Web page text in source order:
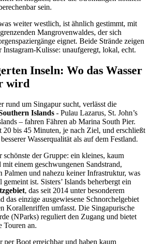
sein.
weiter westlich, ist ähnlich gestimmt, mit
Mangrovenwaldes, der sich
eignet. Beide Strände zeigen
Instagram-Kulisse: unaufgeregt, lokal, echt.
Inseln: Wo das Wasser
wird
rund um Singapur sucht, verlässt die
Islands - Pulau Lazarus, St. John’s
– fahren Fähren ab Marina South Pier.
20 bis 45 Minuten, je nach Ziel, und erschließt
Wasserqualität als auf dem Festland.
schönste der Gruppe: ein kleines, kaum
mit einem geschwungenen Sandstrand,
Palmen und nahezu keiner Infrastruktur, was
ist. Sisters’ Islands beherbergt ein
, das seit 2014 unter besonderem
das einzige ausgewiesene Schnorchelgebiet
Korallenriffen umfasst. Die Singapurische
(NParks) reguliert den Zugang und bietet
Touren an.
per Boot erreichbar und haben kaum